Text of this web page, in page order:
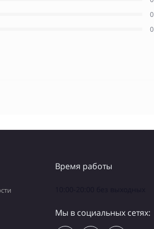
0
0
Время работы
Мы в социальных сетях: